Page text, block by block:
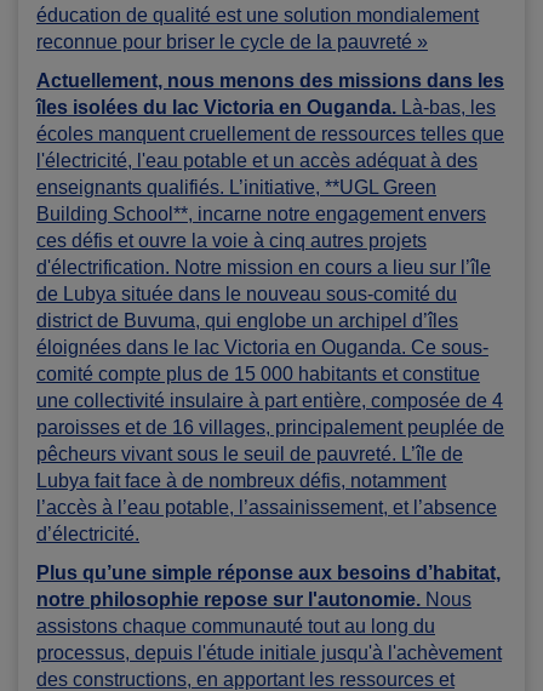
éducation de qualité est une solution mondialement
reconnue pour briser le cycle de la pauvreté »
Actuellement, nous menons des missions dans les
îles isolées du lac Victoria en Ouganda. Là-bas, les
écoles manquent cruellement de ressources telles que
l'électricité, l'eau potable et un accès adéquat à des
enseignants qualifiés. L’initiative, **UGL Green
Building School**, incarne notre engagement envers
ces défis et ouvre la voie à cinq autres projets
d'électrification. Notre mission en cours a lieu sur l’île
de Lubya située dans le nouveau sous-comité du
district de Buvuma, qui englobe un archipel d’îles
éloignées dans le lac Victoria en Ouganda. Ce sous-
comité compte plus de 15 000 habitants et constitue
une collectivité insulaire à part entière, composée de 4
paroisses et de 16 villages, principalement peuplée de
pêcheurs vivant sous le seuil de pauvreté. L’île de
Lubya fait face à de nombreux défis, notamment
l’accès à l’eau potable, l’assainissement, et l’absence
d’électricité.
Plus qu’une simple réponse aux besoins d’habitat,
notre philosophie repose sur l'autonomie. Nous
assistons chaque communauté tout au long du
processus, depuis l'étude initiale jusqu'à l'achèvement
des constructions, en apportant les ressources et